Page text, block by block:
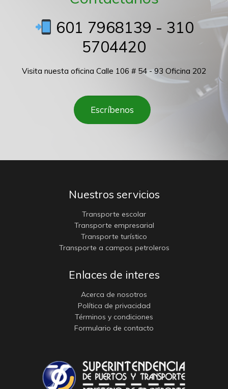
601 7968139 - 310
5704420
Visita nuesta oficina Calle 106 # 54 - 93 Oficina 202
Escríbenos
Nuestros servicios
Transporte escolar
Transporte empresarial
Transporte turístico
Transporte a campos petroleros
Enlaces de interes
Acerca de nosotros
Política de privacidad
Términos y condiciones
Formulario de contacto